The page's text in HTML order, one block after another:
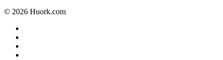
© 2026 Huork.com